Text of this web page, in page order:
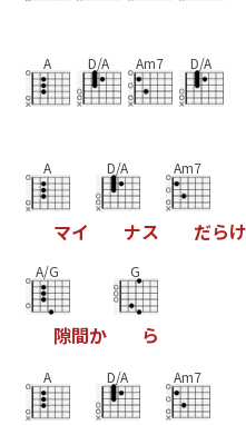
A D/A Am7 D/A
A
マイ
D/A
ナス
Am7
だらけ
A/G
隙間か
G
ら
A D/A Am7